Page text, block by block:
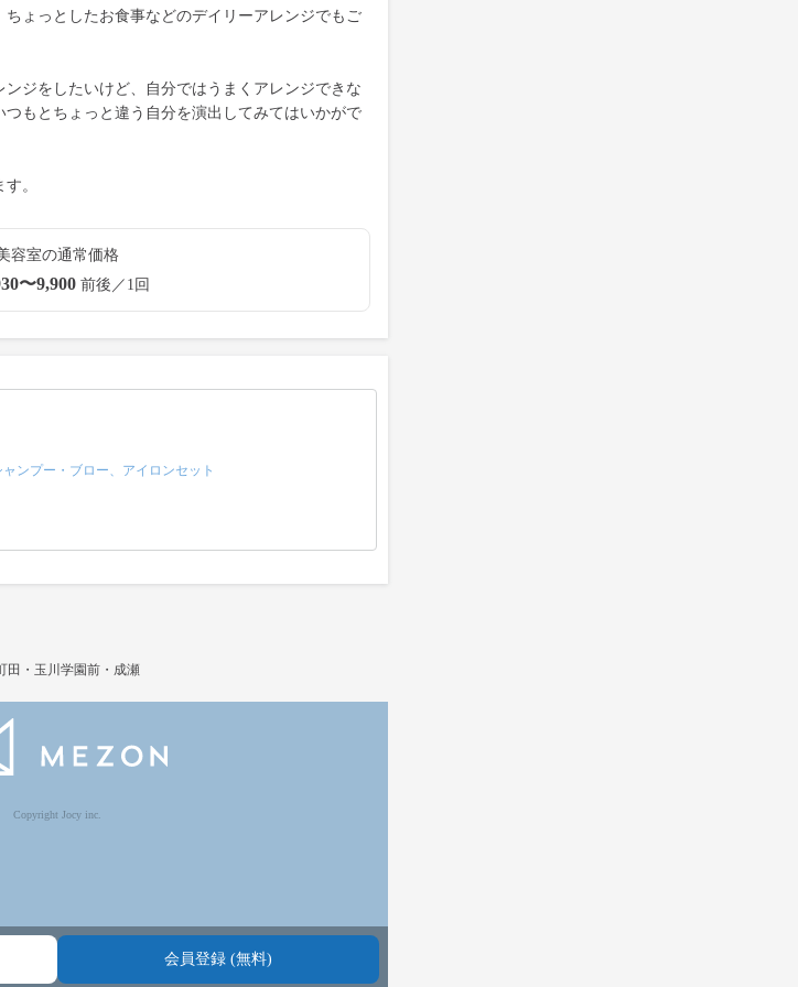
ょっとしたお食事などのデイリーアレンジでもご
ジをしたいけど、自分ではうまくアレンジできな
もとちょっと違う自分を演出してみてはいかがで
。
容室の通常価格
〜9,900前後／1回
ャンプー・ブロー、アイロンセット
会員登録 (無料)
田・玉川学園前・成瀬
Copyright Jocy inc.